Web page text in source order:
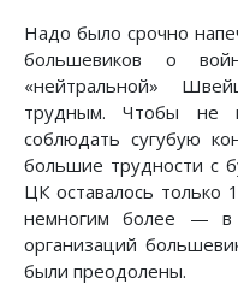
Надо было срочно
большевиков о
«нейтральной»
трудным. Чтобы не
соблюдать сугубую
большие трудности с
ЦК оставалось только
немногим более — в
организаций
были преодолены.